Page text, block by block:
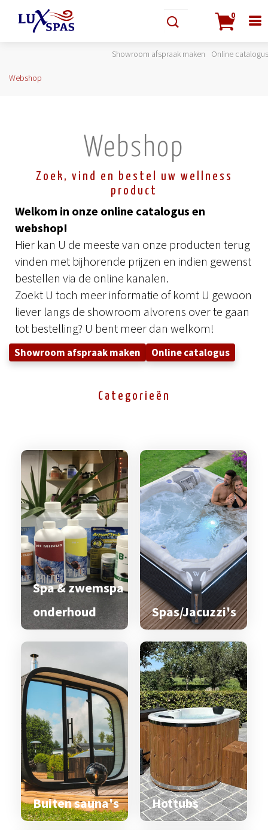
0
Showroom afspraak maken Online catalogus
Webshop
Webshop
Zoek, vind en bestel uw wellness
product
Welkom in onze online catalogus en
webshop!
Hier kan U de meeste van onze producten terug
vinden met bijhorende prijzen en indien gewenst
bestellen via de online kanalen.
Zoekt U toch meer informatie of komt U gewoon
liever langs de showroom alvorens over te gaan
tot bestelling? U bent meer dan welkom!
Showroom afspraak maken Online catalogus
Categorieën
Spa & zwemspa
onderhoud
Spas/Jacuzzi's
Buiten sauna's Hottubs